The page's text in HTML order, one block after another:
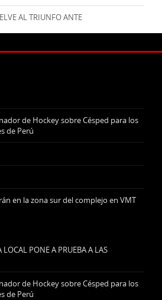
AL TRIUNFO ANTE
de Hockey sobre Césped para los
de Perú
en la zona sur del complejo en VMT
PONE A PRUEBA A LAS
de Hockey sobre Césped para los
de Perú